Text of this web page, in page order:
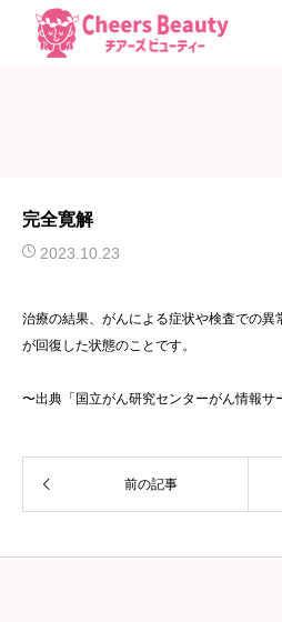
完全寛解
2023.10.23
治療の結果、がんによる症状や検査での
が回復した状態のことです。
〜出典「国立がん研究センターがん情報サ
前の記事